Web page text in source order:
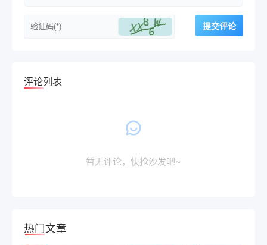
评论列表
暂无评论，快抢沙发吧~
热门文章